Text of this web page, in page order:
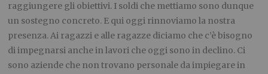
raggiungere gli obiettivi. I soldi che mettiamo sono dunque
un sostegno concreto. E qui oggi rinnoviamo la nostra
presenza. Ai ragazzi e alle ragazze diciamo che c’è bisogno
di impegnarsi anche in lavori che oggi sono in declino. Ci
sono aziende che non trovano personale da impiegare in